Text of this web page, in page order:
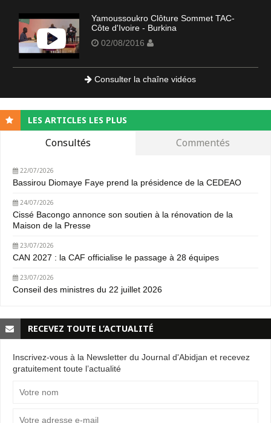
Yamoussoukro Clôture Sommet TAC-
Côte d'Ivoire - Burkina
02/08/2016
Consulter la chaîne vidéos
LES ARTICLES LES PLUS
Consultés Commentés
22/07/2026
Bassirou Diomaye Faye prend la présidence de la CEDEAO
24/07/2026
Cissé Bacongo annonce son soutien à la rénovation de la
Maison de la Presse
23/07/2026
CAN 2027 : la CAF officialise le passage à 28 équipes
23/07/2026
Conseil des ministres du 22 juillet 2026
RECEVEZ TOUTE L’ACTUALITÉ
Inscrivez-vous à la Newsletter du Journal d'Abidjan et recevez
gratuitement toute l’actualité